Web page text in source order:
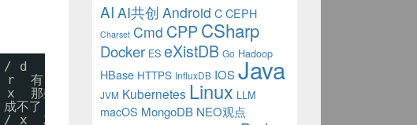
d  ， / x
r  有 / v  梦
那些 / r
不了 / l
x  就要 / d
AI AI共创 Android C CEPH
Charset Cmd CPP CSharp
Docker ES eXistDB Go Hadoop
HBase HTTPS InfluxDB IOSJava
JVM Kubernetes Linux LLM
macOS MongoDB NEO观点